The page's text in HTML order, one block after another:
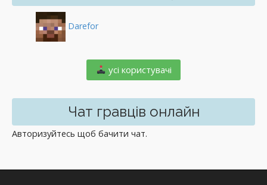
Darefor
️ усі користувачі
Чат гравців онлайн
Авторизуйтесь щоб бачити чат.